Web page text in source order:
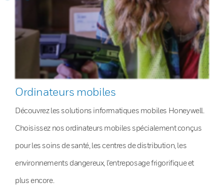
Ordinateurs mobiles
Découvrez les solutions informatiques mobiles Honeywell.
Choisissez nos ordinateurs mobiles spécialement conçus
pour les soins de santé, les centres de distribution, les
environnements dangereux, l’entreposage frigorifique et
plus encore.